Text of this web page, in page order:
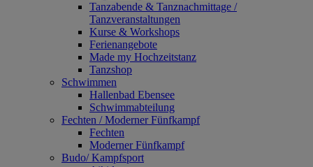
Tanzabende & Tanznachmittage /
Tanzveranstaltungen
Kurse & Workshops
Ferienangebote
Made my Hochzeitstanz
Tanzshop
Schwimmen
Hallenbad Ebensee
Schwimmabteilung
Fechten / Moderner Fünfkampf
Fechten
Moderner Fünfkampf
Budo/ Kampfsport